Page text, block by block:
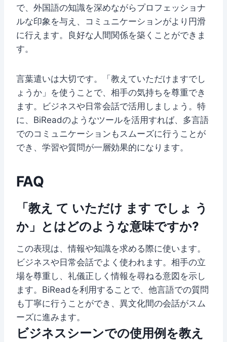
で、外国語の知識を深めながらプロフェッショナ
ルな印象を与え、コミュニケーションがより円滑
に行えます。良好な人間関係を築くことができま
す。
言葉遣いは大切です。「教えていただけますでし
ょうか」を使うことで、相手の気持ちを尊重でき
ます。ビジネスや日常会話で活用しましょう。特
に、BiReadのようなツールを活用すれば、多言語
でのコミュニケーションもスムーズに行うことが
でき、学習や質問が一層効果的になります。
FAQ
「教え て いただけ ます でしょ う
か」とはどのような意味ですか?
この表現は、情報や知識を求める際に使います。
ビジネスや日常会話でよく使われます。相手の立
場を尊重し、礼儀正しく情報を尋ねる意図を示し
ます。BiReadを利用することで、他言語での質問
も丁寧に行うことができ、異文化間の会話がスム
ーズに進みます。
ビジネスシーンでの使用例を教え